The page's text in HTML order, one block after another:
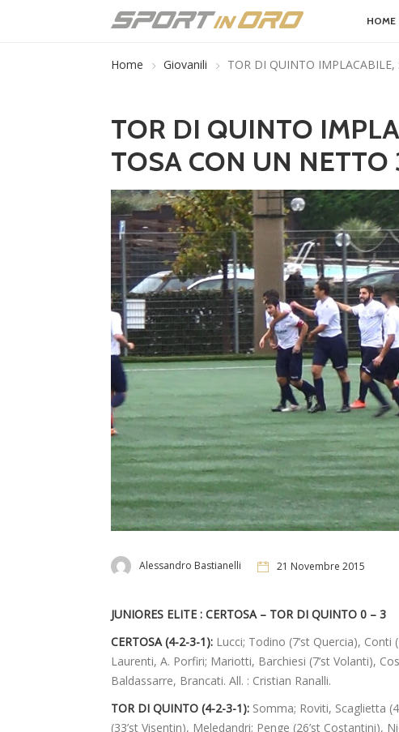
HOME
Home Giovanili TOR DI QUINTO
TOR DI QUINTO
TOSA CON UN NETTO
Alessandro Bastianelli 21 Novembre 2015
JUNIORES ELITE : CERTOSA – TOR DI QUINTO 0 – 3
CERTOSA (4-2-3-1): Lucci; Todino (7’st Quercia), Conti
Laurenti, A. Porfiri; Mariotti, Barchiesi (7’st Volanti),
Baldassarre, Brancati. All. : Cristian Ranalli.
TOR DI QUINTO (4-2-3-1): Somma; Roviti, Scaglietta
(33’st Visentin), Meledandri; Penge (26’st Costantini),